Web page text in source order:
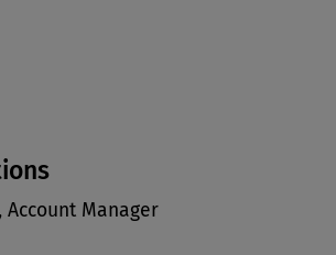
Account Manager